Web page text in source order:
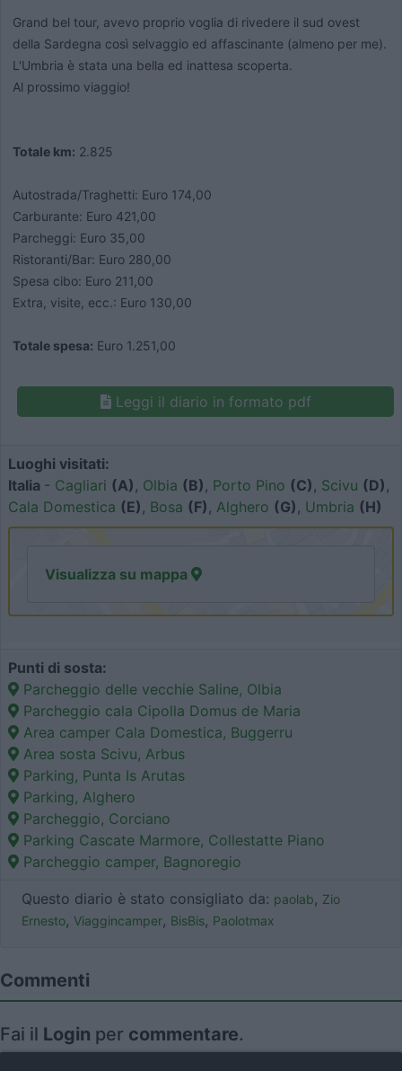
Grand bel tour, avevo proprio voglia di rivedere il sud ovest
della Sardegna così selvaggio ed affascinante (almeno per me).
L'Umbria è stata una bella ed inattesa scoperta.
Al prossimo viaggio!
Totale km: 2.825
Autostrada/Traghetti: Euro 174,00
Carburante: Euro 421,00
Parcheggi: Euro 35,00
Ristoranti/Bar: Euro 280,00
Spesa cibo: Euro 211,00
Extra, visite, ecc.: Euro 130,00
Totale spesa: Euro 1.251,00
Leggi il diario in formato pdf
Luoghi visitati:
Italia - Cagliari (A) , Olbia (B) , Porto Pino (C) , Scivu (D) ,
Cala Domestica (E) , Bosa (F) , Alghero (G) , Umbria (H)
Visualizza su mappa
Punti di sosta:
Parcheggio delle vecchie Saline, Olbia
Parcheggio cala Cipolla Domus de Maria
Area camper Cala Domestica, Buggerru
Area sosta Scivu, Arbus
Parking, Punta Is Arutas
Parking, Alghero
Parcheggio, Corciano
Parking Cascate Marmore, Collestatte Piano
Parcheggio camper, Bagnoregio
Questo diario è stato consigliato da: paolab, Zio
Ernesto, Viaggincamper, BisBis, Paolotmax
Commenti
Fai il Login per commentare.